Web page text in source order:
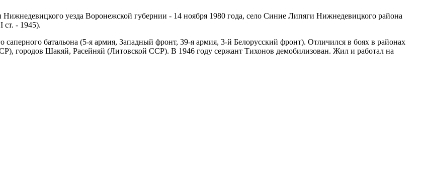
уезда Воронежской губернии - 14 ноября 1980 года, село Синие Липяги Нижнедевицкого района
ст. - 1945).
батальона (5-я армия, Западный фронт, 39-я армия, 3-й Белорусский фронт). Отличился в боях в районах
городов Шакяй, Расейняй (Литовской ССР). В 1946 году сержант Тихонов демобилизован. Жил и работал на